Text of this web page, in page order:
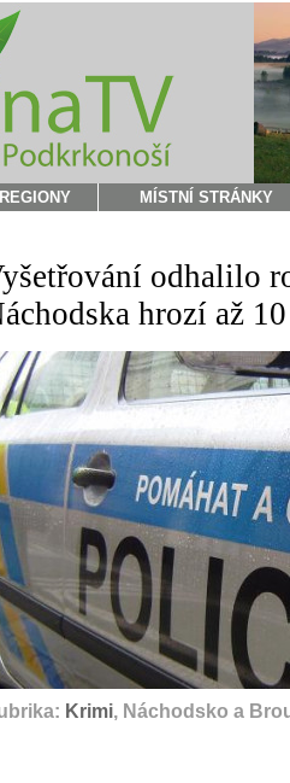
REGIONY MÍSTNÍ STRÁNKY
odhalilo
hrozí až
Krimi, Náchodsko a